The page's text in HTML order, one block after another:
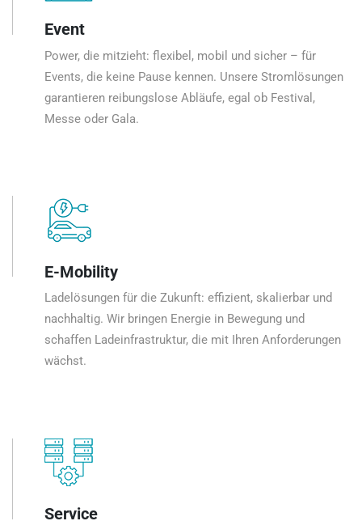
Event
Power, die mitzieht: flexibel, mobil und sicher – für
Events, die keine Pause kennen. Unsere Stromlösungen
garantieren reibungslose Abläufe, egal ob Festival,
Messe oder Gala.
E-Mobility
Ladelösungen für die Zukunft: effizient, skalierbar und
nachhaltig. Wir bringen Energie in Bewegung und
schaffen Ladeinfrastruktur, die mit Ihren Anforderungen
wächst.
Service